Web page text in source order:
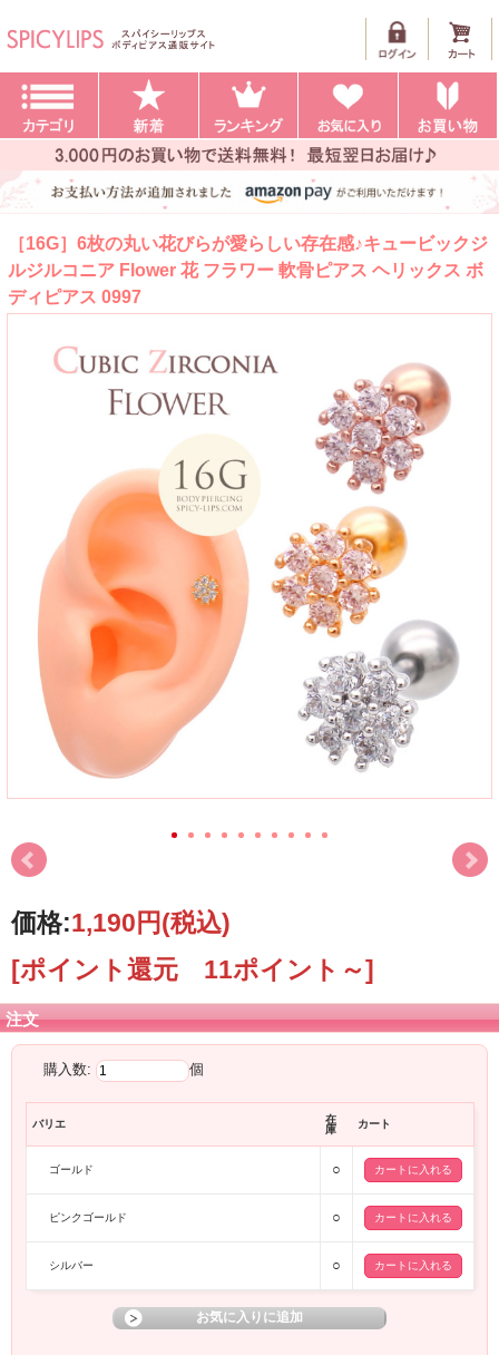
［16G］6枚の丸い花びらが愛らしい存在感♪キュービックジ
ルジルコニア Flower 花 フラワー 軟骨ピアス ヘリックス ボ
ディピアス 0997
価格:1,190円(税込)
[ポイント還元 11ポイント～]
注文
購入数: 個
バリエ
在
庫
カート
ゴールド ○
ピンクゴールド ○
シルバー ○